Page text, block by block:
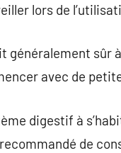
lors de
généralement sûr
avec de
digestif à
de